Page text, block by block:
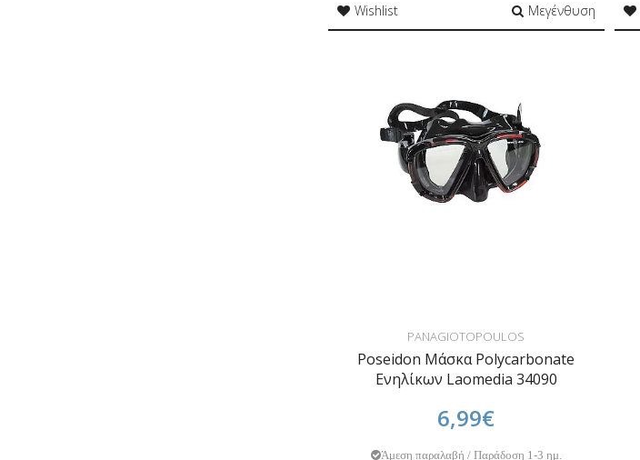
Wishlist
Μεγένθυση
PANAGIOTOPOULOS
Poseidon Μάσκα Polycarbonate
Ενηλίκων Laomedia 34090
6,99€
Άμεση παραλαβή / Παράδοση 1-3 ημ.